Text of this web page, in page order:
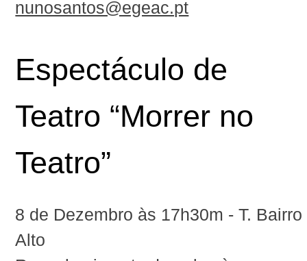
nunosantos@egeac.pt
Espectáculo de
Teatro “Morrer no
Teatro”
8 de Dezembro às 17h30m‬ - T. Bairro
Alto